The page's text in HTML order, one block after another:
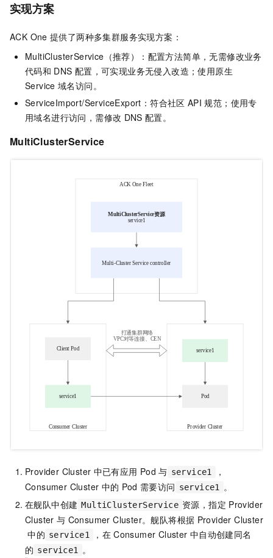
实现方案
ACK One 提供了两种多集群服务实现方案：
MultiClusterService（推荐）：配置方法简单，无需修改业务
代码和 DNS 配置，可实现业务无侵入改造；使用原生
Service 域名访问。
ServiceImport/ServiceExport：符合社区 API 规范；使用专
用域名进行访问，需修改 DNS 配置。
MultiClusterService
Provider Cluster 中已有应用 Pod 与 service1
，
Consumer Cluster 中的 Pod 需要访问 service1 。
在舰队中创建 MultiClusterService 资源，指定 Provider
Cluster 与 Consumer Cluster。舰队将根据 Provider Cluster
中的 service1 ，在 Consumer Cluster 中自动创建同名
的 service1 。